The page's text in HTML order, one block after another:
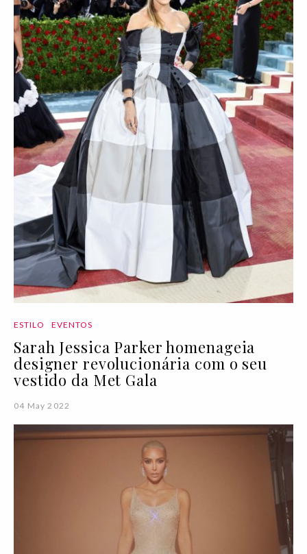
ESTILO EVENTOS
Sarah Jessica Parker homenageia
designer revolucionária com o seu
vestido da Met Gala
04 May 2022